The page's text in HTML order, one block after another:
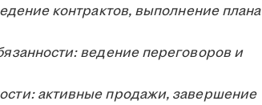
контрактов, выполнение плана
ведение переговоров и
активные продажи, завершение